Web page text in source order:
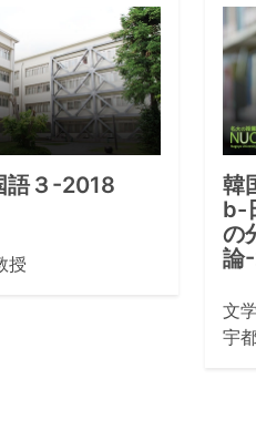
語３-2018
授
韓
b-
の
論
文
宇